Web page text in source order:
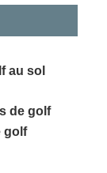
au sol
de golf
golf